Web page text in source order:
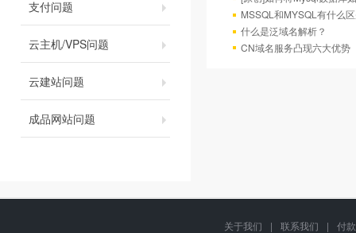
支付问题
云主机/VPS问题
云建站问题
成品网站问题
MSSQL和MYSQL有什么
什么是泛域名解析？
CN域名服务凸现六大优势
关于我们 | 联系我们 |
付